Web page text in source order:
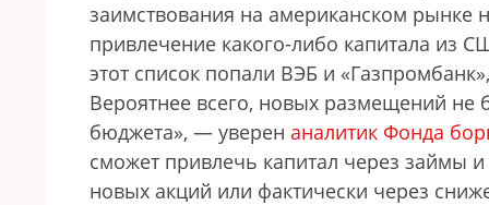
заимствования на американском рынке
привлечение какого-либо капитала из
этот список попали ВЭБ и
Вероятнее всего, новых размещений не
бюджета», — уверен аналитик Фонда
сможет привлечь капитал через займы
новых акций или фактически через